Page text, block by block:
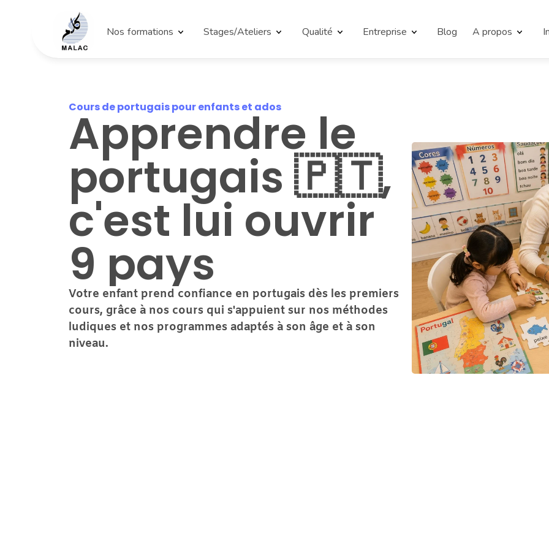
Nos formations Stages/Ateliers Qualité Entreprise Blog A propos
Cours de portugais pour enfants et ados
Apprendre le
portugais 🇵🇹,
c'est lui ouvrir
9 pays
Votre enfant prend confiance en portugais dès les premiers
cours, grâce à nos cours qui s'appuient sur nos méthodes
ludiques et nos programmes adaptés à son âge et à son
niveau.